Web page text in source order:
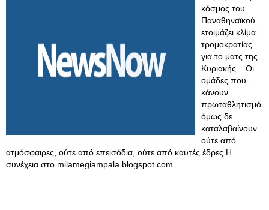
κόσμος του
Παναθηναϊκού
ετοιμάζει κλίμα
τρομοκρατίας
για το ματς της
Κυριακής... Οι
ομάδες που
κάνουν
πρωταθλητισμό
όμως δε
καταλαβαίνουν
ούτε από
ατμόσφαιρες, ούτε από επεισόδια, ούτε από καυτές έδρες Η
συνέχεια στο milamegiampala.blogspot.com